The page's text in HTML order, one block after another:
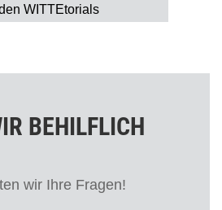
WITTEtorials
BEHILFLICH
wir Ihre Fragen!